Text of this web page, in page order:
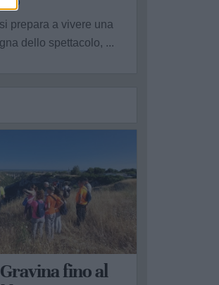
prepara a vivere una
dello spettacolo, ...
fino al